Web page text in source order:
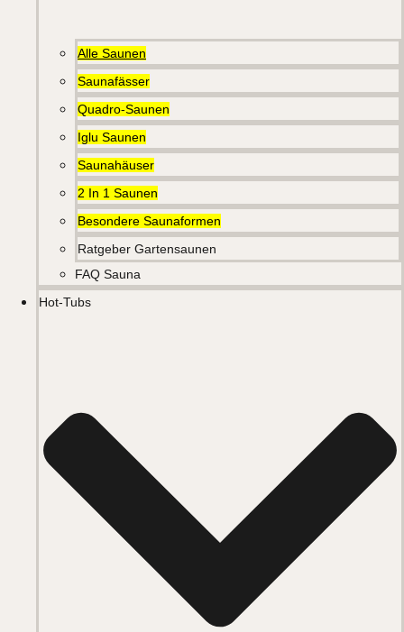
Alle Saunen
Saunafässer
Quadro-Saunen
Iglu Saunen
Saunahäuser
2 In 1 Saunen
Besondere Saunaformen
Ratgeber Gartensaunen
FAQ Sauna
Hot-Tubs